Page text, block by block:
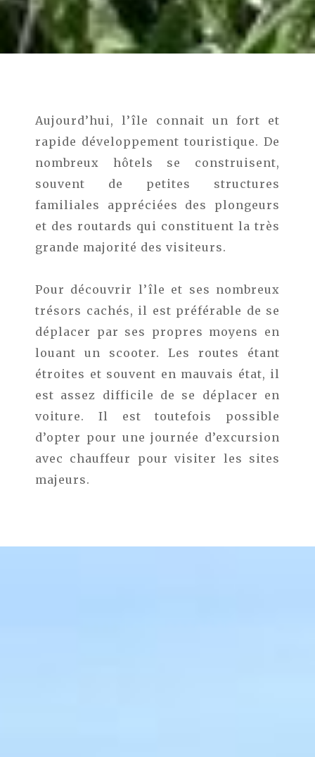
Aujourd’hui, l’île connait un fort et
rapide développement touristique. De
nombreux hôtels se construisent,
souvent de petites structures
familiales appréciées des plongeurs
et des routards qui constituent la très
grande majorité des visiteurs.
Pour découvrir l’île et ses nombreux
trésors cachés, il est préférable de se
déplacer par ses propres moyens en
louant un scooter. Les routes étant
étroites et souvent en mauvais état, il
est assez difficile de se déplacer en
voiture. Il est toutefois possible
d’opter pour une journée d’excursion
avec chauffeur pour visiter les sites
majeurs.